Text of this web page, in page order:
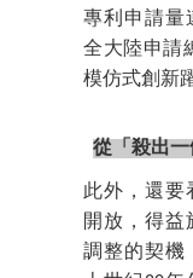
專利申請量
全大陸申請
模仿式創新
從「殺出一
此外，還要
開放，得益
調整的契機